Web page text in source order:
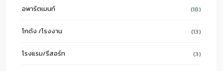
อพาร์ตเมนท์ (18)
โกดัง /โรงงาน (13)
โรงแรม/รีสอร์ท (3)